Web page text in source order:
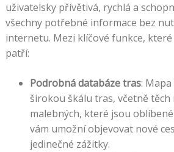
uživatelsky přívětivá, rychlá a
všechny potřebné informace bez
internetu. Mezi klíčové funkce,
patří:
Podrobná databáze tras:
širokou škálu tras, včetně těch
malebných, které jsou
vám umožní objevovat nové
jedinečné zážitky.